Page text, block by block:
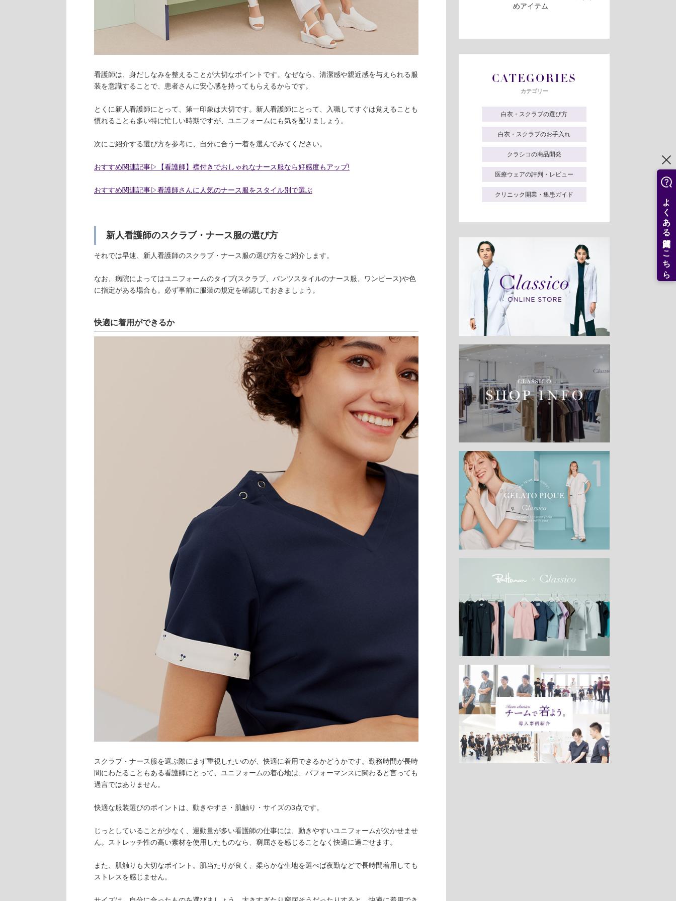
よくある質問はこちら
看護師は、身だしなみを整えることが大切なポイントです。なぜなら、清潔感や親近感を与えられる服
装を意識することで、患者さんに安心感を持ってもらえるからです。
とくに新人看護師にとって、第一印象は大切です。新人看護師にとって、入職してすぐは覚えることも
慣れることも多い特に忙しい時期ですが、ユニフォームにも気を配りましょう。
次にご紹介する選び方を参考に、自分に合う一着を選んでみてください。
おすすめ関連記事▷【看護師】襟付きでおしゃれなナース服なら好感度もアップ!
おすすめ関連記事▷看護師さんに人気のナース服をスタイル別で選ぶ
新人看護師のスクラブ・ナース服の選び方
それでは早速、新人看護師のスクラブ・ナース服の選び方をご紹介します。
なお、病院によってはユニフォームのタイプ(スクラブ、パンツスタイルのナース服、ワンピース)や色
に指定がある場合も。必ず事前に服装の規定を確認しておきましょう。
快適に着用ができるか
スクラブ・ナース服を選ぶ際にまず重視したいのが、快適に着用できるかどうかです。勤務時間が長時
間にわたることもある看護師にとって、ユニフォームの着心地は、パフォーマンスに関わると言っても
過言ではありません。
快適な服装選びのポイントは、動きやすさ・肌触り・サイズの3点です。
じっとしていることが少なく、運動量が多い看護師の仕事には、動きやすいユニフォームが欠かせませ
ん。ストレッチ性の高い素材を使用したものなら、窮屈さを感じることなく快適に過ごせます。
また、肌触りも大切なポイント。肌当たりが良く、柔らかな生地を選べば夜勤などで長時間着用しても
ストレスを感じません。
めアイテム
CATEGORIES
カテゴリー
白衣・スクラブの選び方
白衣・スクラブのお手入れ
クラシコの商品開発
医療ウェアの評判・レビュー
クリニック開業・集患ガイド